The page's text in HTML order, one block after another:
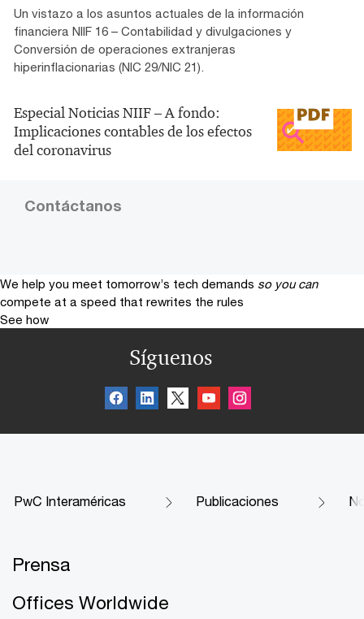
Un vistazo a los asuntos actuales de la información
financiera NIIF 16 – Contabilidad y divulgaciones y
Conversión de operaciones extranjeras
hiperinflacionarias (NIC 29/NIC 21).
Especial Noticias NIIF – A fondo:
Implicaciones contables de los efectos
del coronavirus
Contáctanos
We help you meet tomorrow’s tech demands so you can
compete at a speed that rewrites the rules
See how
Síguenos
PwC Interaméricas Publicaciones
Prensa
Offices Worldwide